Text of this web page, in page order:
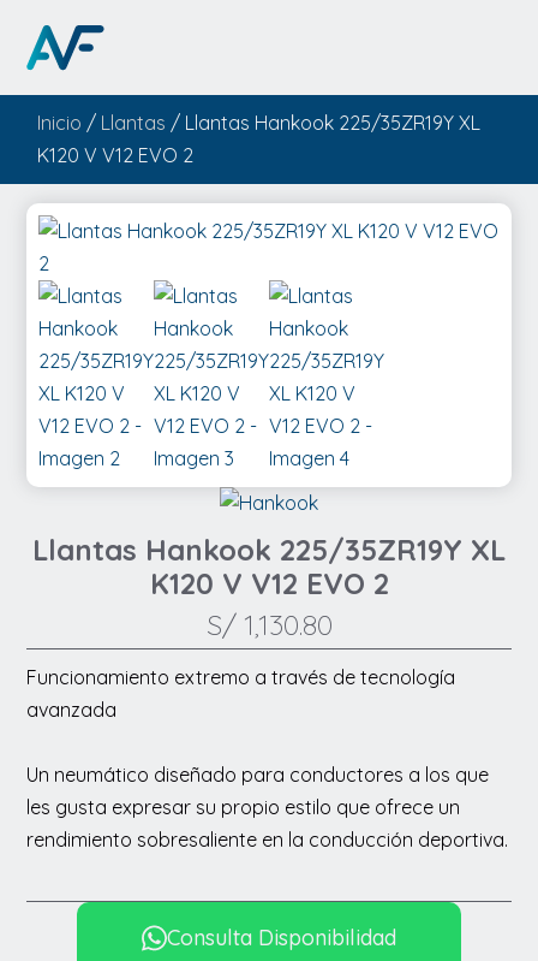
Inicio / Llantas / Llantas Hankook 225/35ZR19Y XL
K120 V V12 EVO 2
Llantas Hankook 225/35ZR19Y XL
K120 V V12 EVO 2
S/1,130.80
Funcionamiento extremo a través de tecnología
avanzada
Un neumático diseñado para conductores a los que
les gusta expresar su propio estilo que ofrece un
rendimiento sobresaliente en la conducción deportiva.
Consulta Disponibilidad